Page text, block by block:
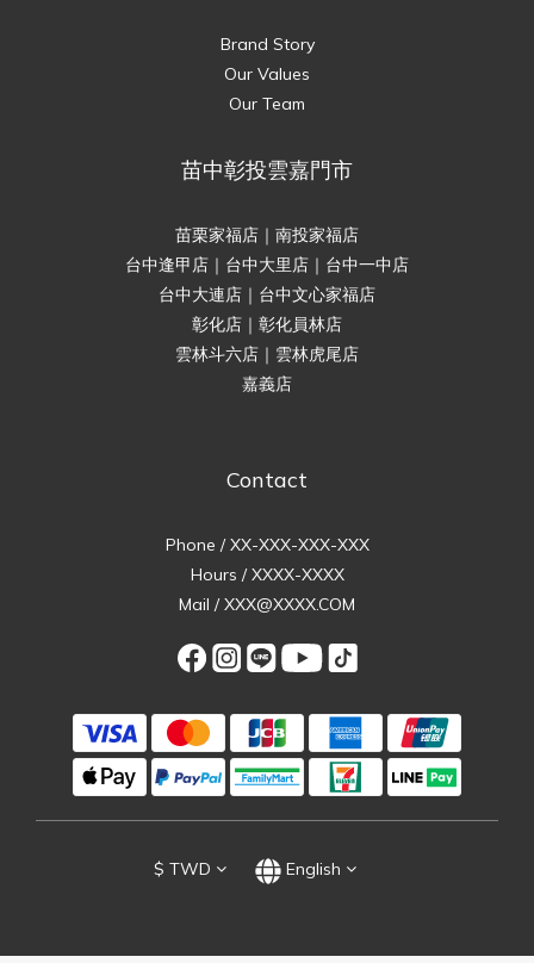
Brand Story
Our Values
Our Team
苗中彰投雲嘉門市
苗栗家福店｜南投家福店
台中逢甲店｜台中大里店｜台中一中店
台中大連店｜台中文心家福店
彰化店｜彰化員林店
雲林斗六店｜雲林虎尾店
嘉義店
Contact
Phone / XX-XXX-XXX-XXX
Hours / XXXX-XXXX
Mail / XXX@XXXX.COM
$ TWD English